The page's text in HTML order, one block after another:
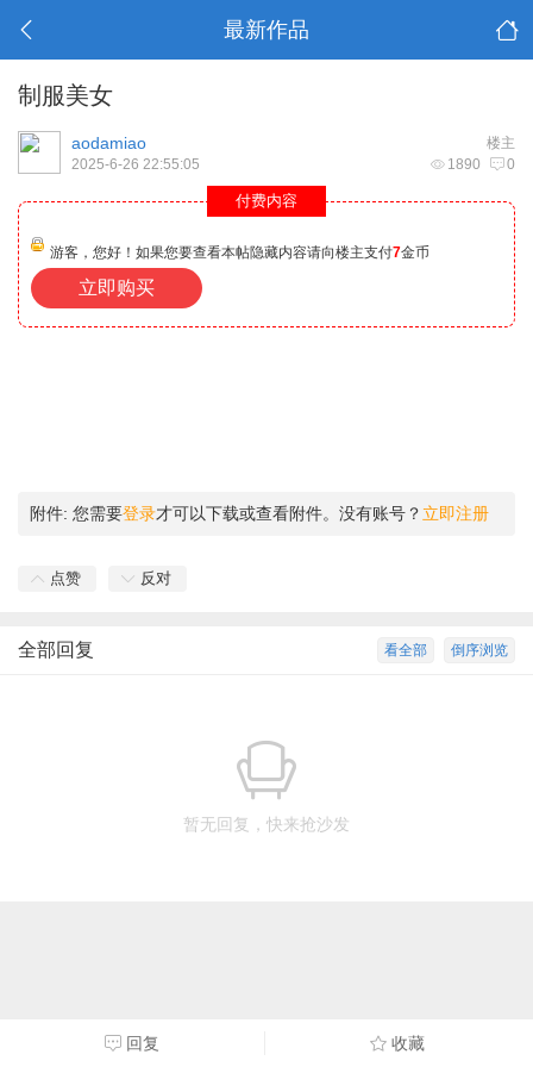
最新作品
制服美女
楼主
aodamiao
1890 0
2025-6-26 22:55:05
付费内容
游客，您好！如果您要查看本帖隐藏内容请向楼主支付7金币
立即购买
附件: 您需要登录才可以下载或查看附件。没有账号？ 立即注册
点赞 反对
倒序浏览
看全部
全部回复
暂无回复，快来抢沙发
回复 收藏